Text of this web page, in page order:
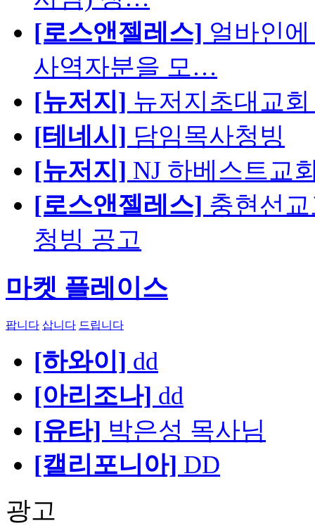
[로스앤젤레스] 얼바인
사역자분을 모…
[뉴저지] 뉴저지초대교
[테네시] 담임목사청빙
[뉴저지] NJ 하베스트교
[로스앤젤레스] 충현선
청빙 공고
마켓 플레이스
팝니다 삽니다 드립니다
[하와이] dd
[아리조나] dd
[유타] 박은성 목사님
[캘리포니아] DD
광고